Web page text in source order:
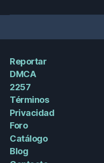
Reportar
DMCA
2257
Términos
Privacidad
Foro
Catálogo
Blog